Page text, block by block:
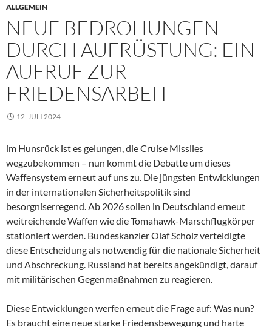
ALLGEMEIN
NEUE BEDROHUNGEN
DURCH AUFRÜSTUNG: EIN
AUFRUF ZUR
FRIEDENSARBEIT
12. JULI 2024
im Hunsrück ist es gelungen, die Cruise Missiles
wegzubekommen – nun kommt die Debatte um dieses
Waffensystem erneut auf uns zu. Die jüngsten Entwicklungen
in der internationalen Sicherheitspolitik sind
besorgniserregend. Ab 2026 sollen in Deutschland erneut
weitreichende Waffen wie die Tomahawk-Marschflugkörper
stationiert werden. Bundeskanzler Olaf Scholz verteidigte
diese Entscheidung als notwendig für die nationale Sicherheit
und Abschreckung. Russland hat bereits angekündigt, darauf
mit militärischen Gegenmaßnahmen zu reagieren.
Diese Entwicklungen werfen erneut die Frage auf: Was nun?
Es braucht eine neue starke Friedensbewegung und harte